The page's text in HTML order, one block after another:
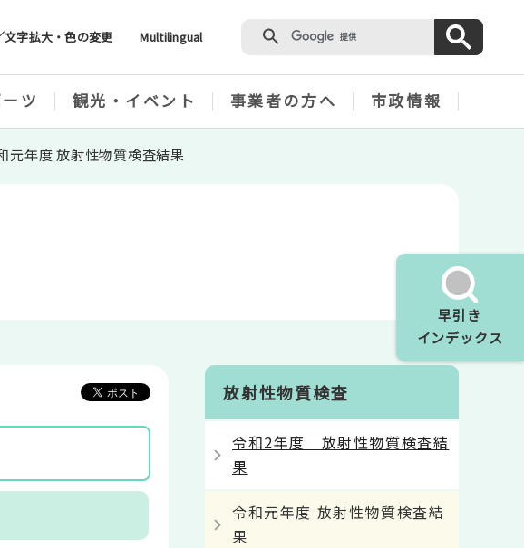
字拡大・色の変更 Multilingual
早引き
インデックス
ツ 観光・イベント 事業者の方へ 市政情報
元年度 放射性物質検査結果
放射性物質検査
令和2年度 放射性物質検査結
果
令和元年度 放射性物質検査結
果